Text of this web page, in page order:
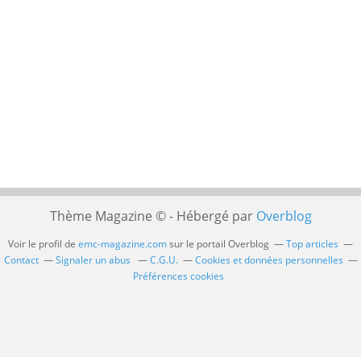
Thème Magazine © - Hébergé par Overblog
Voir le profil de emc-magazine.comsur le portail Overblog
Top articles
Contact
Signaler un abus C.G.U.
Cookies et données personnelles
Préférences cookies